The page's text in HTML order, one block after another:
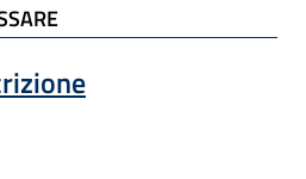
una nuova finestra